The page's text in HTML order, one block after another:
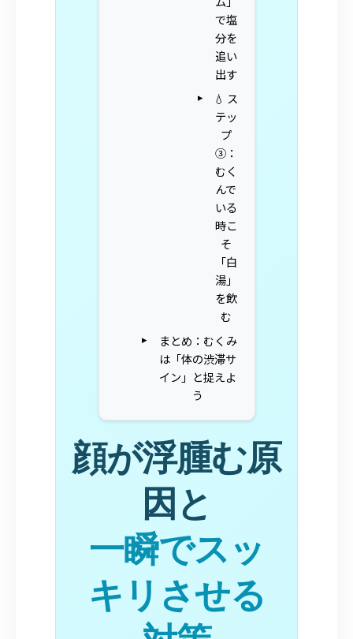
で塩
分を
追い
出す
💧 ス
テッ
プ
③：
むく
んで
いる
時こ
そ
「白
湯」
を飲
む
まとめ：むくみ
は「体の渋滞サ
イン」と捉えよ
う
顔が浮腫む原
因と
一瞬でスッ
キリさせる